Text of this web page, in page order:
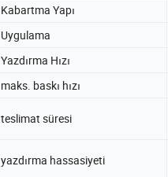
Kabartma Yapı
Uygulama
Yazdırma Hızı
maks. baskı hızı
teslimat süresi
yazdırma hassasiyeti